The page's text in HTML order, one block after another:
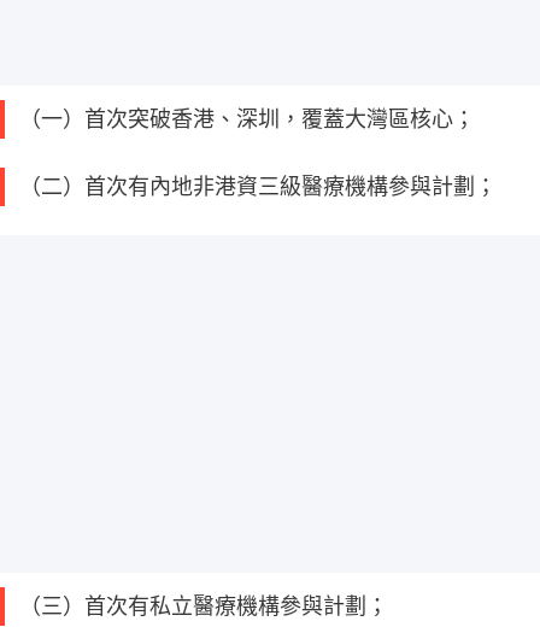
（一）首次突破香港、深圳，覆蓋大灣區核心；
（二）首次有內地非港資三級醫療機構參與計劃；
（三）首次有私立醫療機構參與計劃；